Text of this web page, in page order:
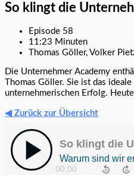
So klingt die
Episode 58
11:23 Minuten
Thomas Göller, Volker
Die Unternehmer Academy
Thomas Göller. Sie ist das
unternehmerischen Erfolg.
◀ Zurück zur Übersicht